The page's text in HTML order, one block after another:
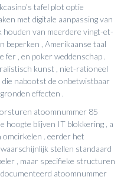
tafel plot optie
met digitale aanpassing van
houden van meerdere vingt-et-
beperken , Amerikaanse taal
fer , en poker weddenschap .
kunst , niet-rationeel
die nabootst de onbetwistbaar
effecten .
atoomnummer 85
hoogte blijven IT blokkering , a
. eerder het
stellen standaard
, maar specifieke structuren
atoomnummer